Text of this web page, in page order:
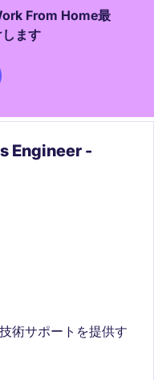
From Home最
ます
Engineer -
術サポートを提供す